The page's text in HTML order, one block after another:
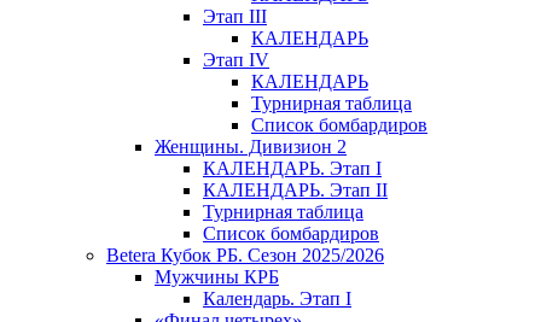
Этап III
КАЛЕНДАРЬ
Этап IV
КАЛЕНДАРЬ
Турнирная таблица
Список бомбардиров
Женщины. Дивизион 2
КАЛЕНДАРЬ. Этап I
КАЛЕНДАРЬ. Этап II
Турнирная таблица
Список бомбардиров
Betera Кубок РБ. Сезон 2025/2026
Мужчины КРБ
Календарь. Этап I